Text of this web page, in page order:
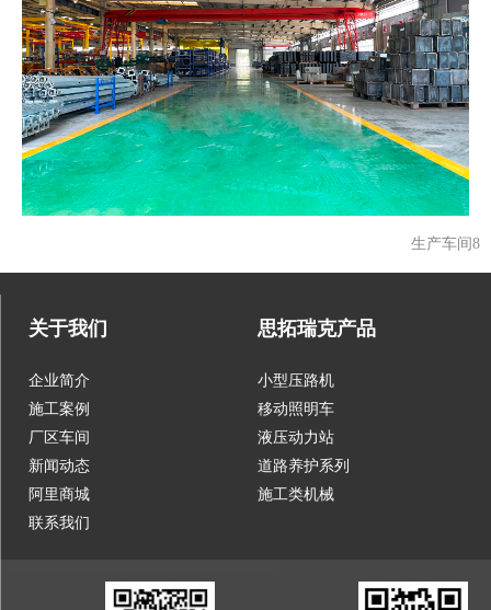
生产车间8
关于我们
企业简介
施工案例
厂区车间
新闻动态
阿里商城
联系我们
思拓瑞克产品
小型压路机
移动照明车
液压动力站
道路养护系列
施工类机械